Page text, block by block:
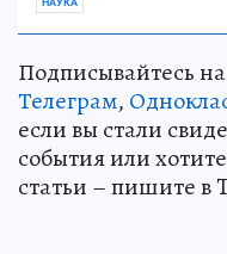
Подписывайтесь
Телеграм,
если вы стали
события или
статьи – пишите в